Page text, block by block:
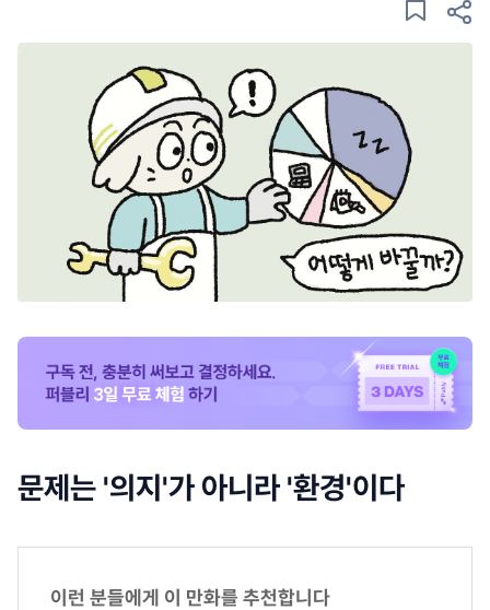
문제는 '의지'가 아니라 '환경'이다
이런 분들에게 이 만화를 추천합니다